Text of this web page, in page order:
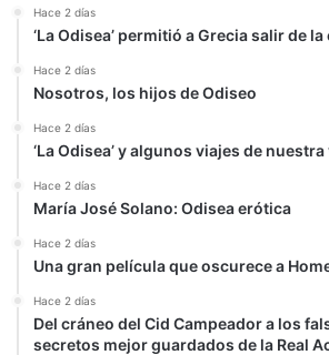
Hace 2 días
‘La Odisea’ permitió a Grecia salir de
Hace 2 días
Nosotros, los hijos de Odiseo
Hace 2 días
‘La Odisea’ y algunos viajes de
Hace 2 días
María José Solano: Odisea erótica
Hace 2 días
Una gran película que oscurece a
Hace 2 días
Del cráneo del Cid Campeador a los
secretos mejor guardados de la Real